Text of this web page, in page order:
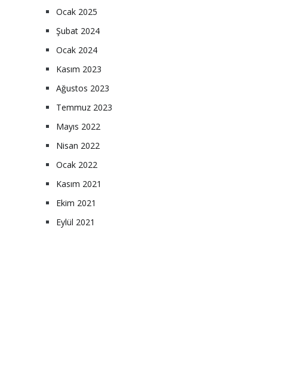
Ocak 2025
Şubat 2024
Ocak 2024
Kasım 2023
Ağustos 2023
Temmuz 2023
Mayıs 2022
Nisan 2022
Ocak 2022
Kasım 2021
Ekim 2021
Eylül 2021